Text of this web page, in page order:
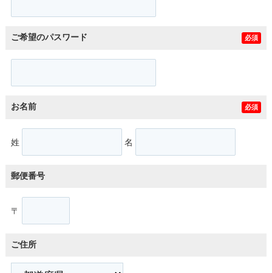
ご希望のパスワード 必須
お名前 必須
姓 名
郵便番号
〒
ご住所